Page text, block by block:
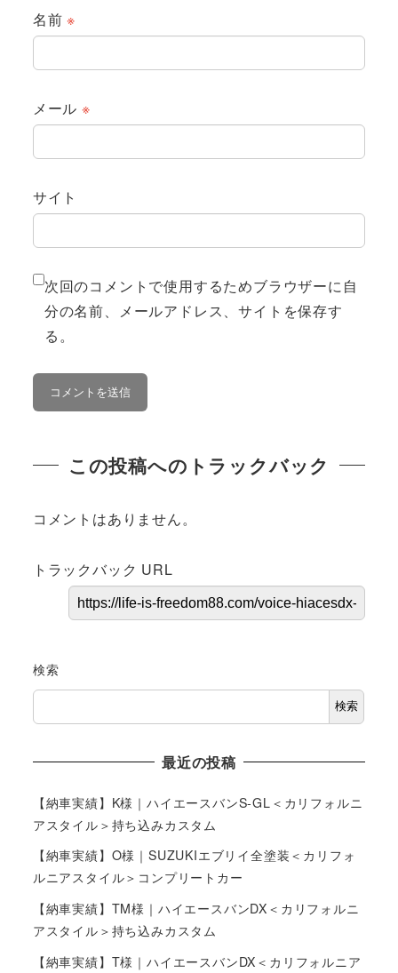
名前※
メール ※
サイト
次回のコメントで使用するためブラウザーに自
分の名前、メールアドレス、サイトを保存す
る。
この投稿へのトラックバック
コメントはありません。
トラックバック URL
検索
検索
最近の投稿
【納車実績】K様｜ハイエースバンS-GL＜カリフォルニ
アスタイル＞持ち込みカスタム
【納車実績】O様｜SUZUKIエブリイ全塗装＜カリフォ
ルニアスタイル＞コンプリートカー
【納車実績】TM様｜ハイエースバンDX＜カリフォルニ
アスタイル＞持ち込みカスタム
【納車実績】T様｜ハイエースバンDX＜カリフォルニア